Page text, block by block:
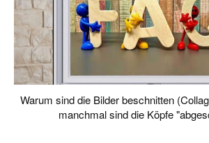
Warum sind die Bilder beschnitten
manchmal sind die Köpfe